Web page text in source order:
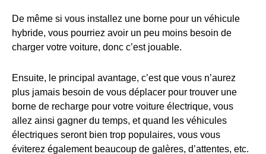
De même si vous installez une borne pour un véhicule
hybride, vous pourriez avoir un peu moins besoin de
charger votre voiture, donc c’est jouable.
Ensuite, le principal avantage, c’est que vous n’aurez
plus jamais besoin de vous déplacer pour trouver une
borne de recharge pour votre voiture électrique, vous
allez ainsi gagner du temps, et quand les véhicules
électriques seront bien trop populaires, vous vous
éviterez également beaucoup de galères, d’attentes, etc.